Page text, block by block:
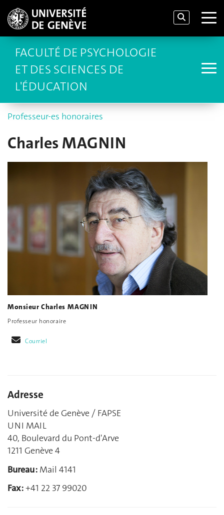
FACULTÉ DE PSYCHOLOGIE
ET DES SCIENCES DE
L'ÉDUCATION
Professeur-es honoraires
Charles MAGNIN
Monsieur Charles MAGNIN
Professeur honoraire
Courriel
Adresse
Université de Genève / FAPSE
UNI MAIL
40, Boulevard du Pont-d'Arve
1211 Genève 4
Bureau : Mail 4141
Fax :+41 22 37 99020